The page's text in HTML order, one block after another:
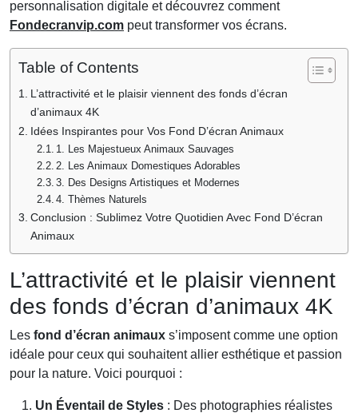
personnalisation digitale et découvrez comment
Fondecranvip.com peut transformer vos écrans.
Table of Contents
L’attractivité et le plaisir viennent des fonds d’écran
d’animaux 4K
Idées Inspirantes pour Vos Fond D’écran Animaux
1. Les Majestueux Animaux Sauvages
2. Les Animaux Domestiques Adorables
3. Des Designs Artistiques et Modernes
4. Thèmes Naturels
Conclusion : Sublimez Votre Quotidien Avec Fond D’écran
Animaux
L’attractivité et le plaisir viennent
des fonds d’écran d’animaux 4K
Les fond d’écran animaux s’imposent comme une option
idéale pour ceux qui souhaitent allier esthétique et passion
pour la nature. Voici pourquoi :
Un Éventail de Styles : Des photographies réalistes